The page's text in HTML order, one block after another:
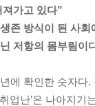
가고 있다”
존 방식이 된 사회
저항의 몸부림이
에 확인한 숫자
업난’은 나아지